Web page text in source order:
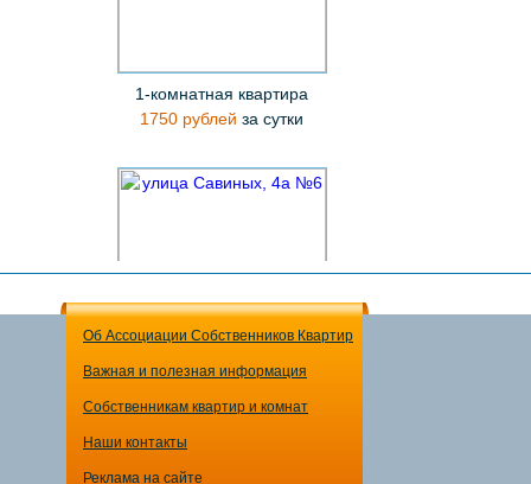
1-комнатная квартира
1750 рублей за сутки
Об Ассоциации Собственников Квартир
Важная и полезная информация
Собственникам квартир и комнат
Наши контакты
Реклама на сайте